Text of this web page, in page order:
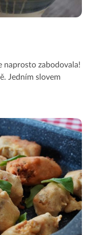
naprosto zabodovala!
Jedním slovem